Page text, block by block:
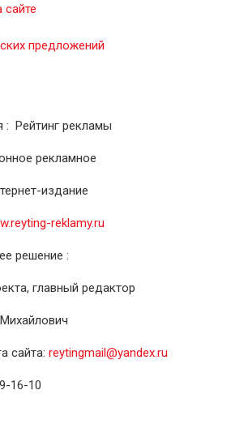
сайте
предложений
: Рейтинг рекламы
рекламное
издание
reklamy.ru
решение :
главный редактор
сайта: reytingmail@yandex.ru
16-10